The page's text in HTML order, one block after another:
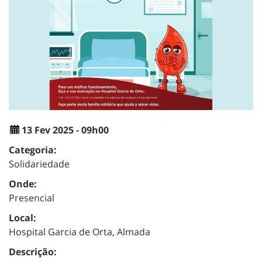
13 Fev 2025 - 09h00
Categoria:
Solidariedade
Onde:
Presencial
Local:
Hospital Garcia de Orta, Almada
Descrição: